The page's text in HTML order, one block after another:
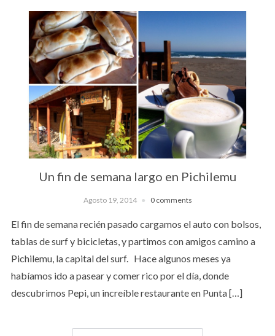
Un fin de semana largo en Pichilemu
Agosto 19, 2014 0 comments
El fin de semana recién pasado cargamos el auto con bolsos,
tablas de surf y bicicletas, y partimos con amigos camino a
Pichilemu, la capital del surf. Hace algunos meses ya
habíamos ido a pasear y comer rico por el día, donde
descubrimos Pepi, un increíble restaurante en Punta […]